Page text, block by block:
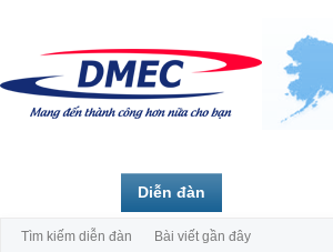
Diễn đàn
Tìm kiếm diễn đàn Bài viết gần đây